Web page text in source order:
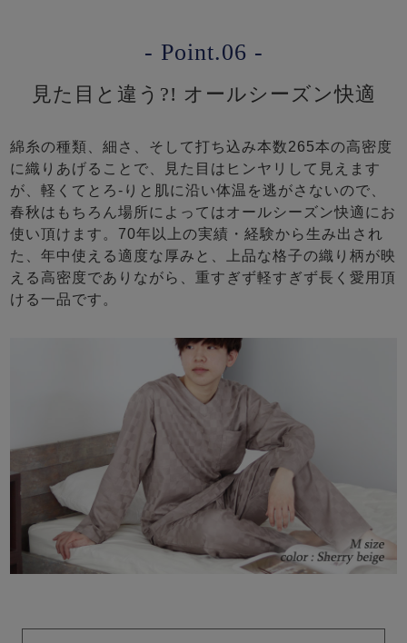
- Point.06 -
見た目と違う?! オールシーズン快適
綿糸の種類、細さ、そして打ち込み本数265本の高密度
に織りあげることで、見た目はヒンヤリして見えます
が、軽くてとろ-りと肌に沿い体温を逃がさないので、
春秋はもちろん場所によってはオールシーズン快適にお
使い頂けます。70年以上の実績・経験から生み出され
た、年中使える適度な厚みと、上品な格子の織り柄が映
える高密度でありながら、重すぎず軽すぎず長く愛用頂
ける一品です。